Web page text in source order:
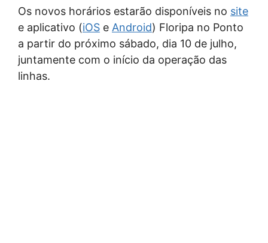
Os novos horários estarão disponíveis no site
e aplicativo (iOS e Android) Floripa no Ponto
a partir do próximo sábado, dia 10 de julho,
juntamente com o início da operação das
linhas.